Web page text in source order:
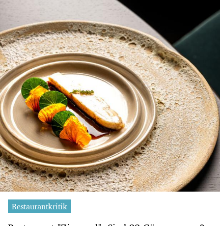
Restaurantkritik